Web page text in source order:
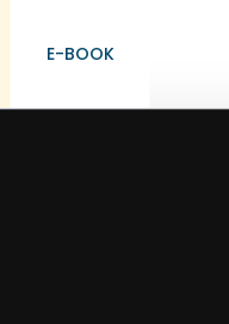
E-BOOK